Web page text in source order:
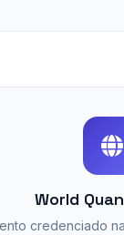
World
credenciado